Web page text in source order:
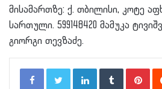
მისამართზე: ქ. თბილისი, კოტე
სართული. 599148420 მამუკა
გიორგი თევზაძე.
LinkedInTumblr